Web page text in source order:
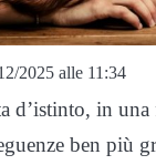
2025 alle 11:34
d’istinto, in
ben più